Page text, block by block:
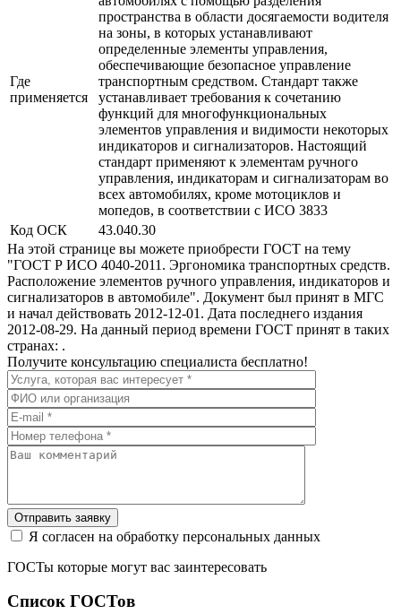
Где
применяется
пространства в области досягаемости водителя
на зоны, в которых устанавливают
определенные элементы управления,
обеспечивающие безопасное управление
транспортным средством. Стандарт также
устанавливает требования к сочетанию
функций для многофункциональных
элементов управления и видимости некоторых
индикаторов и сигнализаторов. Настоящий
стандарт применяют к элементам ручного
управления, индикаторам и сигнализаторам во
всех автомобилях, кроме мотоциклов и
мопедов, в соответствии с ИСО 3833
Код ОСК
43.040.30
На этой странице вы можете приобрести ГОСТ на тему
"ГОСТ Р ИСО 4040-2011. Эргономика транспортных средств.
Расположение элементов ручного управления, индикаторов и
сигнализаторов в автомобиле". Документ был принят в МГС
и начал действовать 2012-12-01. Дата последнего издания
2012-08-29. На данный период времени ГОСТ принят в таких
странах: .
Получите консультацию специалиста бесплатно!
Отправить заявку
Я согласен на обработку персональных данных
ГОСТы которые могут вас заинтересовать
Список ГОСТов